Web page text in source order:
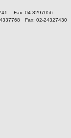
Fax: 04-8297056
Fax: 02-24327430